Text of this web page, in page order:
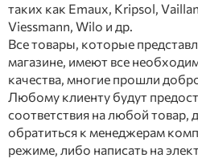
таких как Emaux, Kripsol,
Viessmann, Wilo и др.
Все товары, которые
магазине, имеют все
качества, многие прошли
Любому клиенту будут
соответствия на любой товар,
обратиться к менеджерам
режиме, либо написать на